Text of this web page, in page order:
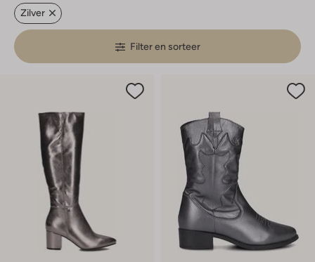
Zilver
Filter en sorteer